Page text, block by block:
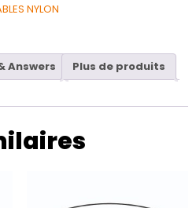
NYLON
Answers
Plus de produits